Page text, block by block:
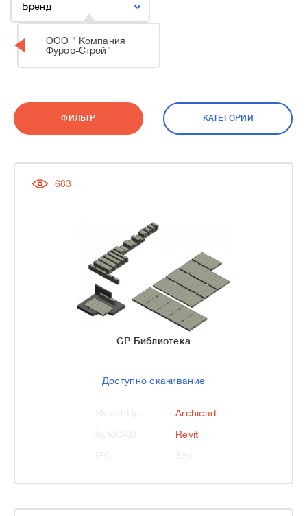
Бренд
ООО " Компания
Фурор-Строй"
ФИЛЬТР КАТЕГОРИИ
683
GP Библиотека
Доступно скачивание
Archicad
Revit